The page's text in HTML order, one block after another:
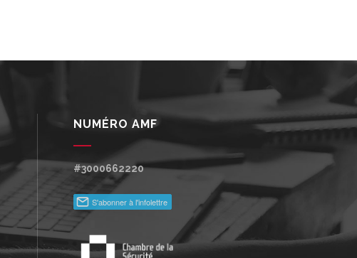
NUMÉRO AMF
#3000662220